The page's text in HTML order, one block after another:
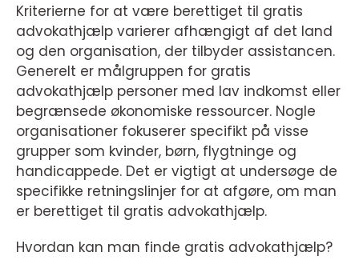
Kriterierne for at være berettiget til gratis
advokathjælp varierer afhængigt af det land
og den organisation, der tilbyder assistancen.
Generelt er målgruppen for gratis
advokathjælp personer med lav indkomst eller
begrænsede økonomiske ressourcer. Nogle
organisationer fokuserer specifikt på visse
grupper som kvinder, børn, flygtninge og
handicappede. Det er vigtigt at undersøge de
specifikke retningslinjer for at afgøre, om man
er berettiget til gratis advokathjælp.
Hvordan kan man finde gratis advokathjælp?